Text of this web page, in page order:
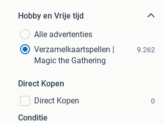
Hobby en Vrije tijd
Alle advertenties
Verzamelkaartspellen |
Magic the Gathering
9.262
Direct Kopen
Direct Kopen
0
Conditie